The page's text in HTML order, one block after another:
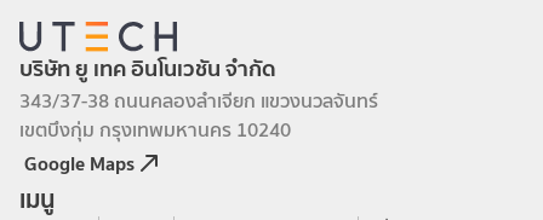
บริษัท ยู เทค อินโนเวชัน จำกัด
343/37-38 ถนนคลองลำเจียก แขวงนวลจันทร์
เขตบึงกุ่ม กรุงเทพมหานคร 10240
Google Maps
เมนู